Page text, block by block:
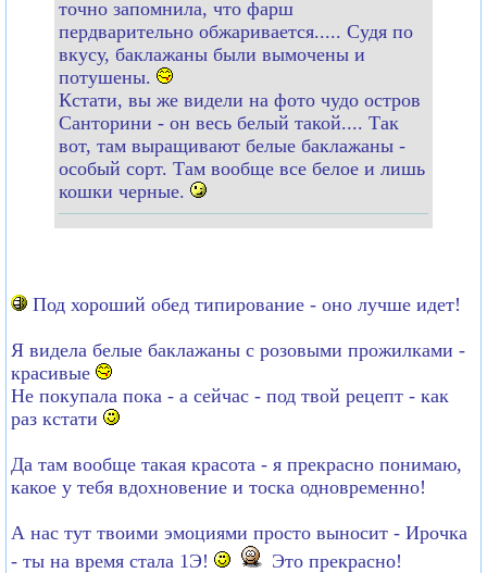
точно запомнила, что фарш
пердварительно обжаривается..... Судя по
вкусу, баклажаны были вымочены и
потушены.
Кстати, вы же видели на фото чудо остров
Санторини - он весь белый такой.... Так
вот, там выращивают белые баклажаны -
особый сорт. Там вообще все белое и лишь
кошки черные.
Под хороший обед типирование - оно лучше идет!
Я видела белые баклажаны с розовыми прожилками -
красивые
Не покупала пока - а сейчас - под твой рецепт - как
раз кстати
Да там вообще такая красота - я прекрасно понимаю,
какое у тебя вдохновение и тоска одновременно!
А нас тут твоими эмоциями просто выносит - Ирочка
- ты на время стала 1Э!
Это прекрасно!